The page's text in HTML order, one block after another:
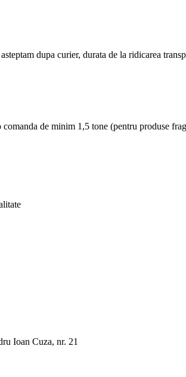
dupa curier, durata de la ridicarea
de minim 1,5 tone (pentru produse
Ioan Cuza, nr. 21